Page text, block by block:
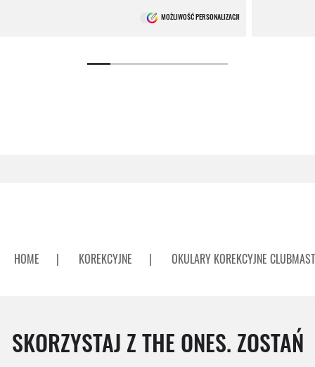
MOŻLIWOŚĆ PERSONALIZACJI
HOME | KOREKCYJNE | OKULARY KOREKCYJNE
SKORZYSTAJ Z THE ONES. ZOSTAŃ